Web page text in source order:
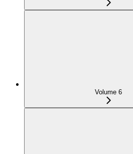
Volume 6